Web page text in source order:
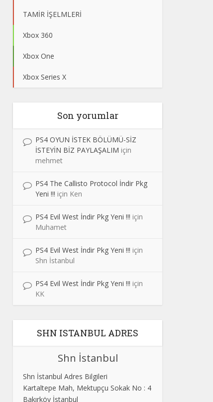
TAMİR İŞELMLERİ
Xbox 360
Xbox One
Xbox Series X
Son yorumlar
PS4 OYUN İSTEK BÖLÜMÜ-SİZ
İSTEYİN BİZ PAYLAŞALIM için
mehmet
PS4 The Callisto Protocol İndir Pkg
Yeni !!! için Ken
PS4 Evil West İndir Pkg Yeni !!! için
Muhamet
PS4 Evil West İndir Pkg Yeni !!! için
Shn İstanbul
PS4 Evil West İndir Pkg Yeni !!! için
KK
SHN ISTANBUL ADRES
Shn İstanbul
Shn İstanbul Adres Bilgileri
Kartaltepe Mah, Mektupçu Sokak No : 4
Bakırköy İstanbul